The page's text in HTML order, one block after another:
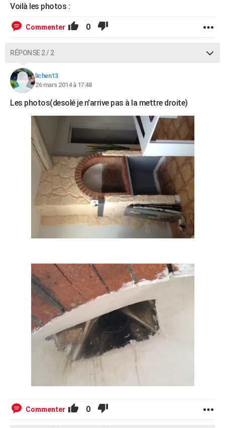
Voilà les photos :
Commenter 0
RÉPONSE 2 / 2
lichen13
26 mars 2014 à 17:48
Les photos(desolé je n'arrive pas à la mettre droite)
Commenter 0